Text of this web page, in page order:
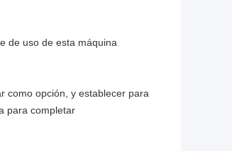
de uso de esta máquina
como opción, y establecer para
para completar